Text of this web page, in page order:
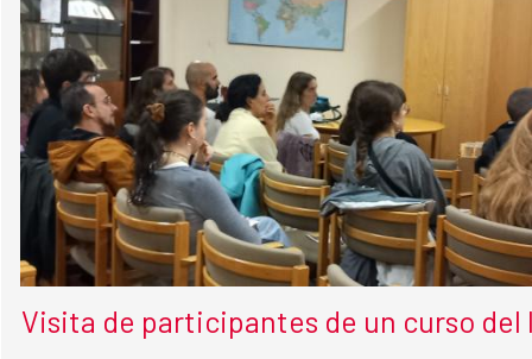
Visita de participantes de un curso del